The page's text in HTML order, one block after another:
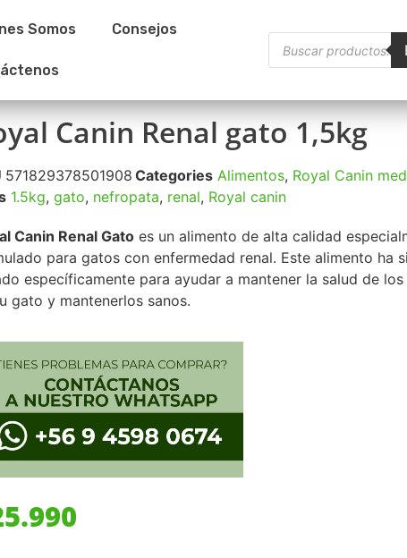
Somos Consejos
Canin Renal gato 1,5kg
571829378501908 Categories Alimentos, Royal Canin
1.5kg, gato, nefropata, renal, Royal canin
Canin Renal Gato es un alimento de alta calidad
para gatos con enfermedad renal. Este alimento ha
específicamente para ayudar a mantener la salud de los
gato y mantenerlos sanos.